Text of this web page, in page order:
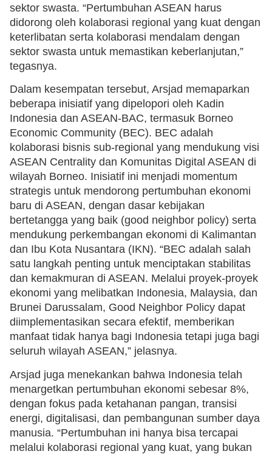
sektor swasta. “Pertumbuhan ASEAN harus
didorong oleh kolaborasi regional yang kuat dengan
keterlibatan serta kolaborasi mendalam dengan
sektor swasta untuk memastikan keberlanjutan,”
tegasnya.
Dalam kesempatan tersebut, Arsjad memaparkan
beberapa inisiatif yang dipelopori oleh Kadin
Indonesia dan ASEAN-BAC, termasuk Borneo
Economic Community (BEC). BEC adalah
kolaborasi bisnis sub-regional yang mendukung visi
ASEAN Centrality dan Komunitas Digital ASEAN di
wilayah Borneo. Inisiatif ini menjadi momentum
strategis untuk mendorong pertumbuhan ekonomi
baru di ASEAN, dengan dasar kebijakan
bertetangga yang baik (good neighbor policy) serta
mendukung perkembangan ekonomi di Kalimantan
dan Ibu Kota Nusantara (IKN). “BEC adalah salah
satu langkah penting untuk menciptakan stabilitas
dan kemakmuran di ASEAN. Melalui proyek-proyek
ekonomi yang melibatkan Indonesia, Malaysia, dan
Brunei Darussalam, Good Neighbor Policy dapat
diimplementasikan secara efektif, memberikan
manfaat tidak hanya bagi Indonesia tetapi juga bagi
seluruh wilayah ASEAN,” jelasnya.
Arsjad juga menekankan bahwa Indonesia telah
menargetkan pertumbuhan ekonomi sebesar 8%,
dengan fokus pada ketahanan pangan, transisi
energi, digitalisasi, dan pembangunan sumber daya
manusia. “Pertumbuhan ini hanya bisa tercapai
melalui kolaborasi regional yang kuat, yang bukan